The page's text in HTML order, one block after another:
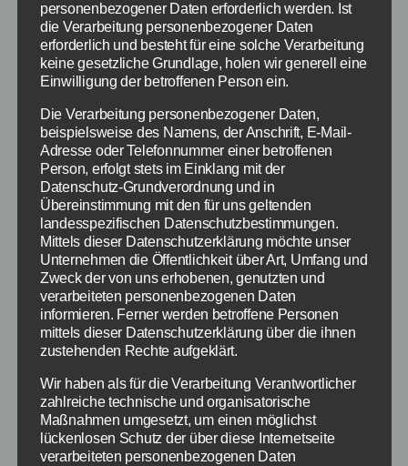
94 Prozent: Gebe die
passenden Lösungen ein
Finde in der App 94 Prozent
Scimob
Zur Eingabe der
Lösungen
erscheint dazu
eine Tastatur, mit
welcher die
eingetragen
werden können.
Ziel des Spiels ist es dabei 94% der Antworten
personenbezogener Daten erforderlich werden. Ist
die Verarbeitung personenbezogener Daten
erforderlich und besteht für eine solche Verarbeitung
keine gesetzliche Grundlage, holen wir generell eine
Einwilligung der betroffenen Person ein.
Die Verarbeitung personenbezogener Daten,
beispielsweise des Namens, der Anschrift, E-Mail-
Adresse oder Telefonnummer einer betroffenen
Person, erfolgt stets im Einklang mit der
Datenschutz-Grundverordnung und in
Übereinstimmung mit den für uns geltenden
landesspezifischen Datenschutzbestimmungen.
Mittels dieser Datenschutzerklärung möchte unser
Unternehmen die Öffentlichkeit über Art, Umfang und
Zweck der von uns erhobenen, genutzten und
verarbeiteten personenbezogenen Daten
informieren. Ferner werden betroffene Personen
mittels dieser Datenschutzerklärung über die ihnen
zustehenden Rechte aufgeklärt.
Wir haben als für die Verarbeitung Verantwortlicher
zahlreiche technische und organisatorische
Maßnahmen umgesetzt, um einen möglichst
lückenlosen Schutz der über diese Internetseite
verarbeiteten personenbezogenen Daten